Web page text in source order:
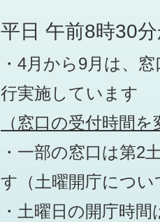
平日 午前8時30
・4月から9月は、
行実施しています
（窓口の受付時間
・一部の窓口は第2
す （土曜開庁につ
・土曜日の開庁時